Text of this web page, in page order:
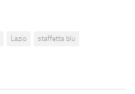
Lazio
staffetta blu